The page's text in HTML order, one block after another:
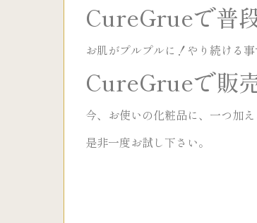
CureGrueで普
お肌がプルプルに！やり続ける
CureGrueで販
今、お使いの化粧品に、一つ加
是非一度お試し下さい。